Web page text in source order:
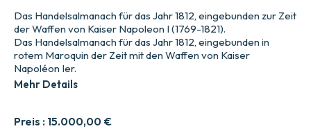
Preis : 15.000,00 €
Das Handelsalmanach für das Jahr 1812, eingebunden zur Zeit
der Waffen von Kaiser Napoleon I (1769-1821).
Das Handelsalmanach für das Jahr 1812, eingebunden in
rotem Maroquin der Zeit mit den Waffen von Kaiser
Napoléon Ier.
Mehr Details